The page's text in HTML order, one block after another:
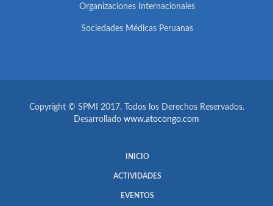
Organizaciones Internacionales
Sociedades Médicas Peruanas
Copyright © SPMI 2017. Todos los Derechos Reservados.
Desarrollado www.atocongo.com
INICIO
ACTIVIDADES
EVENTOS